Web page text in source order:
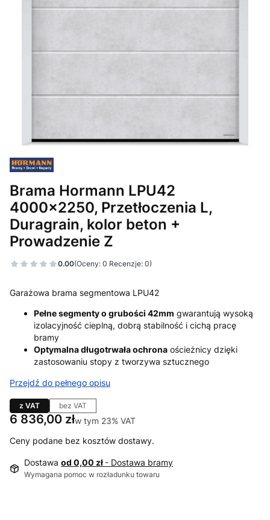
Brama Hormann LPU42
4000x2250, Przetłoczenia L,
Duragrain, kolor beton +
Prowadzenie Z
0.00(Oceny: 0 Recenzje: 0)
Garażowa brama segmentowa LPU42
Pełne segmenty o grubości 42mm gwarantują wysoką
izolacyjność cieplną, dobrą stabilność i cichą pracę
bramy
Optymalna długotrwała ochrona ościeżnicy dzięki
zastosowaniu stopy z tworzywa sztucznego
Przejdź do pełnego opisu
z VAT bez VAT
Cena
6 836,00 złw tym 23% VAT
w tym 23% VAT
Ceny podane bez kosztów dostawy.
Dostawa od 0,00 zł - Dostawa bramy
Wymagana pomoc w rozładunku towaru